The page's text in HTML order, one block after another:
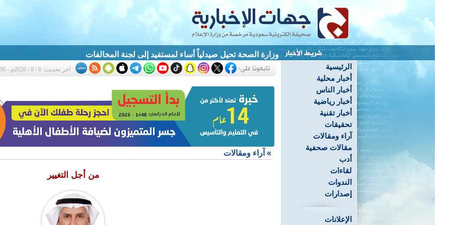
وزارة الصحة تحيل صيدلياً أساء لمستفيد إلى لجنة المخالفات
الرئيسية
أخبار محلية
أخبار الناس
أخبار رياضية
أخبار تقنية
تحقيقات
آراء ومقالات
مقالات صحفية
أدب
لقاءات
الندوات
إصدارات
الإعلانات
آخر تحديث: 6 / 8 / 2026م - 10:36 ص
» آراء ومقالات
من أجل التغيير